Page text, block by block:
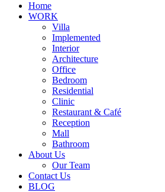
Home
WORK
Villa
Implemented
Interior
Architecture
Office
Bedroom
Residential
Clinic
Restaurant & Café
Reception
Mall
Bathroom
About Us
Our Team
Contact Us
BLOG